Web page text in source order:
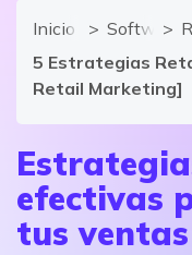
Inicio Software
5 Estrategias
Retail Marketing]
efectivas
tus ventas